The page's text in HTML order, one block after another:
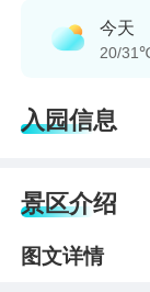
今天
20/
入园信息
景区介绍
图文详情